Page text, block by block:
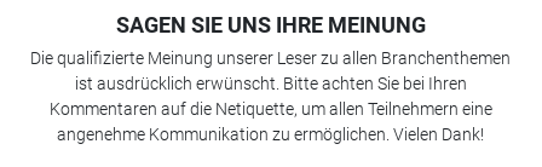
SAGEN SIE UNS IHRE MEINUNG
Die qualifizierte Meinung unserer Leser zu allen Branchenthemen
ist ausdrücklich erwünscht. Bitte achten Sie bei Ihren
Kommentaren auf die Netiquette, um allen Teilnehmern eine
angenehme Kommunikation zu ermöglichen. Vielen Dank!